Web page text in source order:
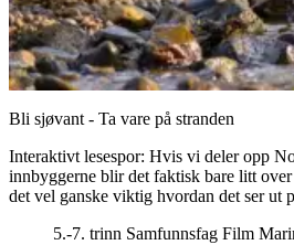
Bli sjøvant - Ta vare på stranden
Interaktivt lesespor: Hvis vi deler opp
innbyggerne blir det faktisk bare litt
det vel ganske viktig hvordan det ser ut
5.-7. trinn Samfunnsfag Film